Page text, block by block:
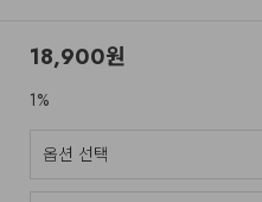
18,900원
1%